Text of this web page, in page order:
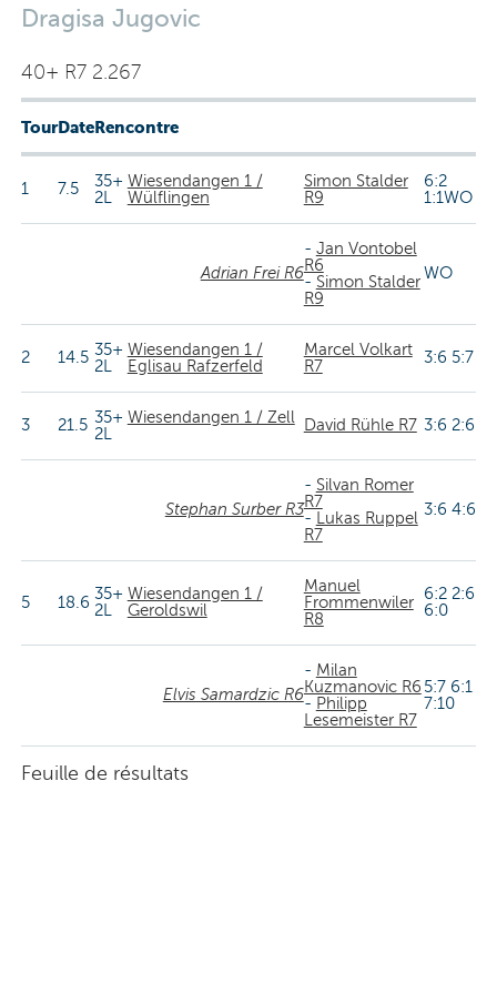
Dragisa Jugovic
40+ R7 2.267
TourDateRencontre
1 7.5
35+
2L
Wiesendangen 1 /
Wülflingen
Simon Stalder
R9
6:2
1:1WO
Adrian Frei R6
- Jan Vontobel
R6
- Simon Stalder
R9
WO
2 14.5 35+
2L
Wiesendangen 1 /
Eglisau Rafzerfeld
Marcel Volkart
R7
3:6 5:7
3 21.5 35+
2L
Wiesendangen 1 / Zell David Rühle R7 3:6 2:6
Stephan Surber R3
- Silvan Romer
R7
-
Lukas Ruppel
R7
3:6 4:6
5 18.6 35+
2L
Wiesendangen 1 /
Geroldswil
Manuel
Frommenwiler
R8
6:2 2:6
6:0
Elvis Samardzic R6
- Milan
Kuzmanovic R6
- Philipp
Lesemeister R7
5:7 6:1
7:10
Feuille de résultats